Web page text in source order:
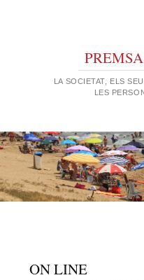
LA SOCIETAT, ELS
LES
ON LINE